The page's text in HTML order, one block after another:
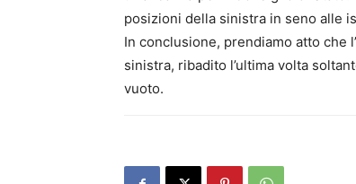
posizioni della sinistra in seno alle
In conclusione, prendiamo atto che
sinistra, ribadito l’ultima volta
vuoto.